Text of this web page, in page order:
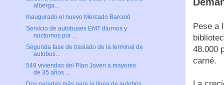
Pese a
48.000
carné.
alberga...
Inaugurado el nuevo Mercado Barceló
Servicio de autobuses EMT diurnos y
nocturnos por ...
Segunda fase de traslado de la terminal de
autobus...
549 viviendas del Plan Joven a mayores
de 35 años ...